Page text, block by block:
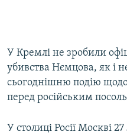
У Кремлі не зробили
убивства Нємцова, як і
сьогоднішню подію
перед російським
У столиці Росії Москві